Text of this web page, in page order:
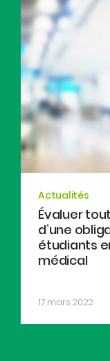
Actualités
Évaluer
d’une
étudiants
médical
17 mars 2022